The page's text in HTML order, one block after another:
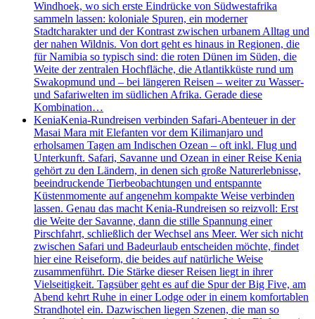
Windhoek, wo sich erste Eindrücke von Südwestafrika
sammeln lassen: koloniale Spuren, ein moderner
Stadtcharakter und der Kontrast zwischen urbanem Alltag und
der nahen Wildnis. Von dort geht es hinaus in Regionen, die
für Namibia so typisch sind: die roten Dünen im Süden, die
Weite der zentralen Hochfläche, die Atlantikküste rund um
Swakopmund und – bei längeren Reisen – weiter zu Wasser-
und Safariwelten im südlichen Afrika. Gerade diese
Kombination…
KeniaKenia-Rundreisen verbinden Safari-Abenteuer in der
Masai Mara mit Elefanten vor dem Kilimanjaro und
erholsamen Tagen am Indischen Ozean – oft inkl. Flug und
Unterkunft. Safari, Savanne und Ozean in einer Reise Kenia
gehört zu den Ländern, in denen sich große Naturerlebnisse,
beeindruckende Tierbeobachtungen und entspannte
Küstenmomente auf angenehm kompakte Weise verbinden
lassen. Genau das macht Kenia-Rundreisen so reizvoll: Erst
die Weite der Savanne, dann die stille Spannung einer
Pirschfahrt, schließlich der Wechsel ans Meer. Wer sich nicht
zwischen Safari und Badeurlaub entscheiden möchte, findet
hier eine Reiseform, die beides auf natürliche Weise
zusammenführt. Die Stärke dieser Reisen liegt in ihrer
Vielseitigkeit. Tagsüber geht es auf die Spur der Big Five, am
Abend kehrt Ruhe in einer Lodge oder in einem komfortablen
Strandhotel ein. Dazwischen liegen Szenen, die man so